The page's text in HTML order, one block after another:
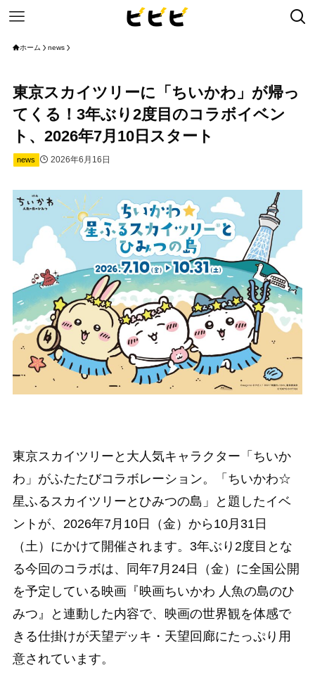
ホーム news
東京スカイツリーに「ちいかわ」が帰っ
てくる！3年ぶり2度目のコラボイベン
ト、2026年7月10日スタート
news 2026年6月16日
東京スカイツリーと大人気キャラクター「ちいか
わ」がふたたびコラボレーション。「ちいかわ☆
星ふるスカイツリーとひみつの島」と題したイベ
ントが、2026年7月10日（金）から10月31日
（土）にかけて開催されます。3年ぶり2度目とな
る今回のコラボは、同年7月24日（金）に全国公開
を予定している映画『映画ちいかわ 人魚の島のひ
みつ』と連動した内容で、映画の世界観を体感で
きる仕掛けが天望デッキ・天望回廊にたっぷり用
意されています。